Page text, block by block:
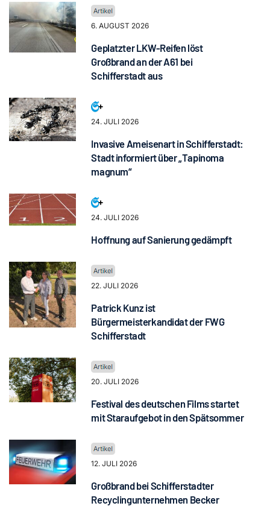
6. AUGUST 2026
Geplatzter LKW-Reifen löst
Großbrand an der A61 bei
Schifferstadt aus
24. JULI 2026
Invasive Ameisenart in Schifferstadt:
Stadt informiert über „Tapinoma
magnum“
24. JULI 2026
Hoffnung auf Sanierung gedämpft
22. JULI 2026
Patrick Kunz ist
Bürgermeisterkandidat der FWG
Schifferstadt
20. JULI 2026
Festival des deutschen Films startet
mit Staraufgebot in den Spätsommer
12. JULI 2026
Großbrand bei Schifferstadter
Recyclingunternehmen Becker